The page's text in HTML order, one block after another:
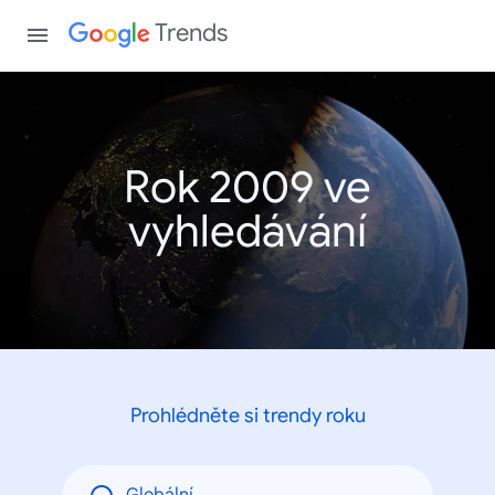
Trends
Rok 2009 ve
vyhledávání
Prohlédněte si trendy roku